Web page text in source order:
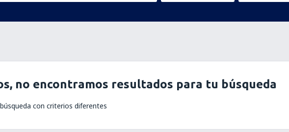
no encontramos resultados para tu búsqueda
con criterios diferentes